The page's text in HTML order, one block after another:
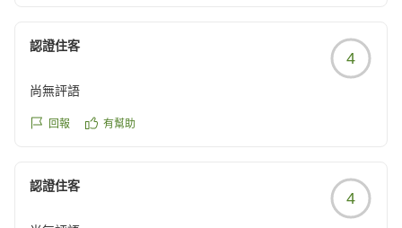
クチコミの詳細はこちらから
reviewId=33123477184682
認證住客
4
尚無評語
回報 有幫助
認證住客
4